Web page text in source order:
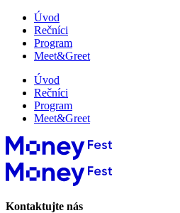
Úvod
Rečníci
Program
Meet&Greet
Úvod
Rečníci
Program
Meet&Greet
Kontaktujte nás